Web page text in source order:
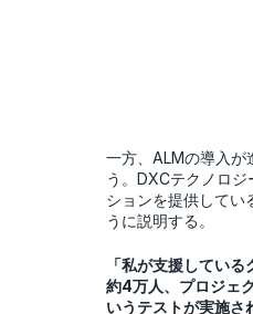
一方、ALMの導入が
う。DXCテクノロ
ションを提供してい
うに説明する。
「私が支援してい
約4万人、プロジェ
いうテストが実施